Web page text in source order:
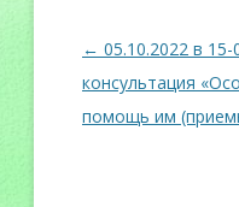
Навигация
по
записям
← 05.10.2022 в
консультация
помощь им